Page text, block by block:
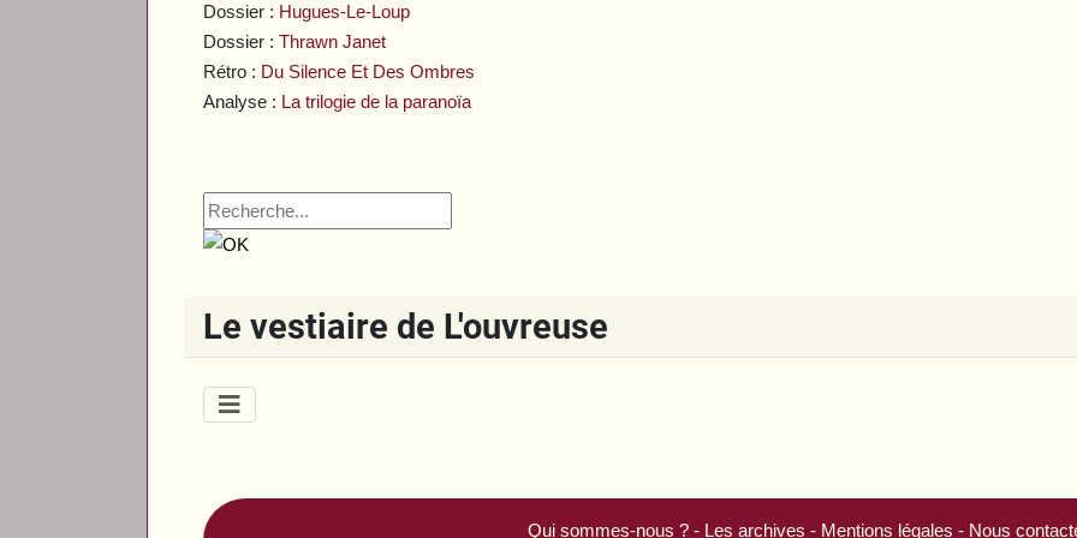
Dossier : Hugues-Le-Loup
Dossier :Thrawn Janet
Rétro : Du Silence Et Des Ombres
Analyse : La trilogie de la paranoïa
Le vestiaire de L'ouvreuse
Qui sommes-nous ?- Les archives - Mentions légales - Nous